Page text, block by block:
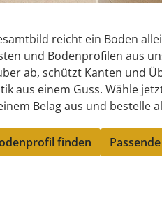
reicht ein Boden
und Bodenprofilen aus
ab, schützt Kanten und
aus einem Guss. Wähle
Belag aus und bestelle
finden